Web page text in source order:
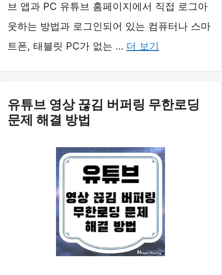
브 앱과 PC 유튜브 홈페이지에서 직접 로그아
웃하는 방법과 로그인되어 있는 컴퓨터나 스마
트폰, 태블릿 PC가 없는 … 더 보기
유튜브 영상 끊김 버퍼링 무한로딩
문제 해결 방법